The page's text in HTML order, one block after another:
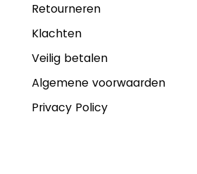
Retourneren
Klachten
Veilig betalen
Algemene voorwaarden
Privacy Policy